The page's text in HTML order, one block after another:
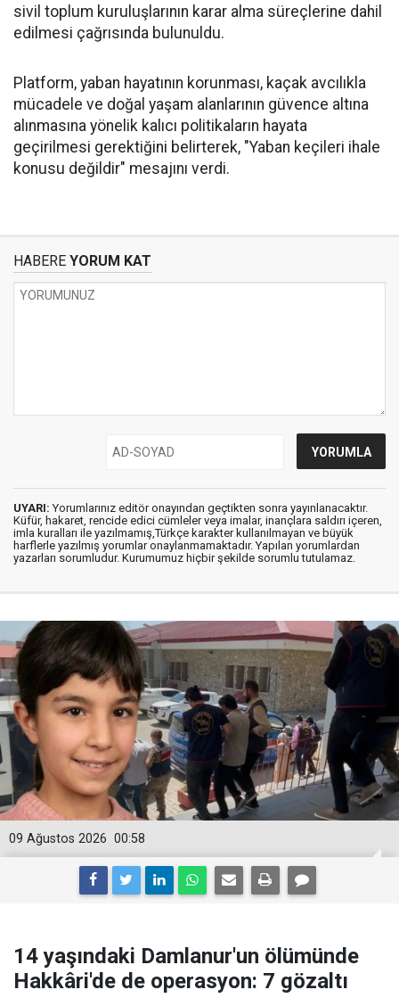
sivil toplum kuruluşlarının karar alma süreçlerine dahil
edilmesi çağrısında bulunuldu.
Platform, yaban hayatının korunması, kaçak avcılıkla
mücadele ve doğal yaşam alanlarının güvence altına
alınmasına yönelik kalıcı politikaların hayata
geçirilmesi gerektiğini belirterek, "Yaban keçileri ihale
konusu değildir" mesajını verdi.
HABERE YORUM KAT
UYARI: Yorumlarınız editör onayından geçtikten sonra yayınlanacaktır.
Küfür, hakaret, rencide edici cümleler veya imalar, inançlara saldırı içeren,
imla kuralları ile yazılmamış,Türkçe karakter kullanılmayan ve büyük
harflerle yazılmış yorumlar onaylanmamaktadır. Yapılan yorumlardan
yazarları sorumludur. Kurumumuz hiçbir şekilde sorumlu tutulamaz.
00:58
09 Ağustos 2026
14 yaşındaki Damlanur'un ölümünde
Hakkâri'de de operasyon: 7 gözaltı